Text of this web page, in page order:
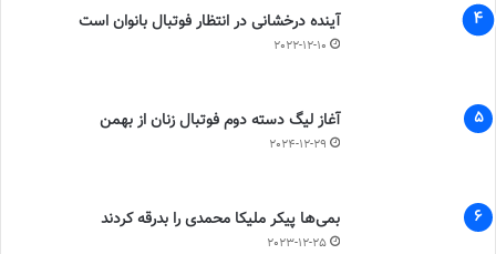
آینده درخشانی در انتظار فوتبال بانوان است
2022-12-10
آغاز لیگ دسته دوم فوتبال زنان از بهمن
2024-12-29
بمی‌ها پیکر ملیکا محمدی را بدرقه کردند
2023-12-25